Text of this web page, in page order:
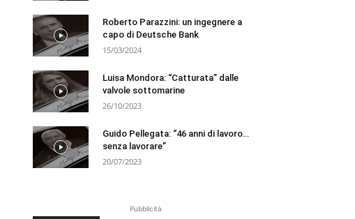
Roberto Parazzini: un ingegnere a
capo di Deutsche Bank
15/03/2024
Luisa Mondora: “Catturata” dalle
valvole sottomarine
26/10/2023
Guido Pellegata: “46 anni di lavoro…
senza lavorare”
20/07/2023
Pubblicità